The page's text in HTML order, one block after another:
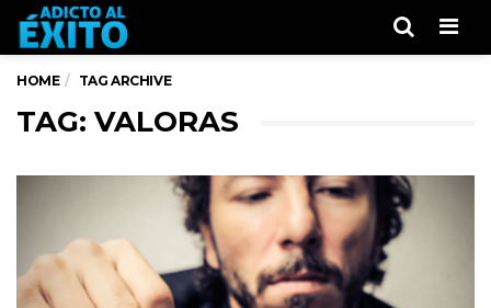
HOME TAG ARCHIVE
TAG: VALORAS